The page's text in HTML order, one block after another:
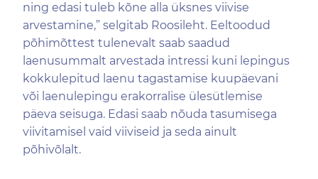
ning edasi tuleb kõne alla üksnes viivise
arvestamine,” selgitab Roosileht. Eeltoodud
põhimõttest tulenevalt saab saadud
laenusummalt arvestada intressi kuni lepingus
kokkulepitud laenu tagastamise kuupäevani
või laenulepingu erakorralise ülesütlemise
päeva seisuga. Edasi saab nõuda tasumisega
viivitamisel vaid viiviseid ja seda ainult
põhivõlalt.